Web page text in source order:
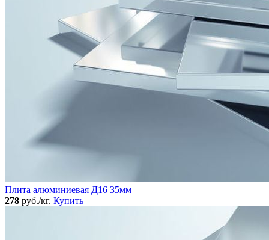
Плита алюминиевая Д16 35мм
278 руб./кг. Купить